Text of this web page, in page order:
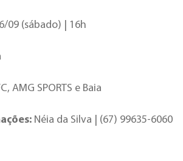
09 (sábado) | 16h
AMG SPORTS e Baia
Néia da Silva | (67) 99635-6060